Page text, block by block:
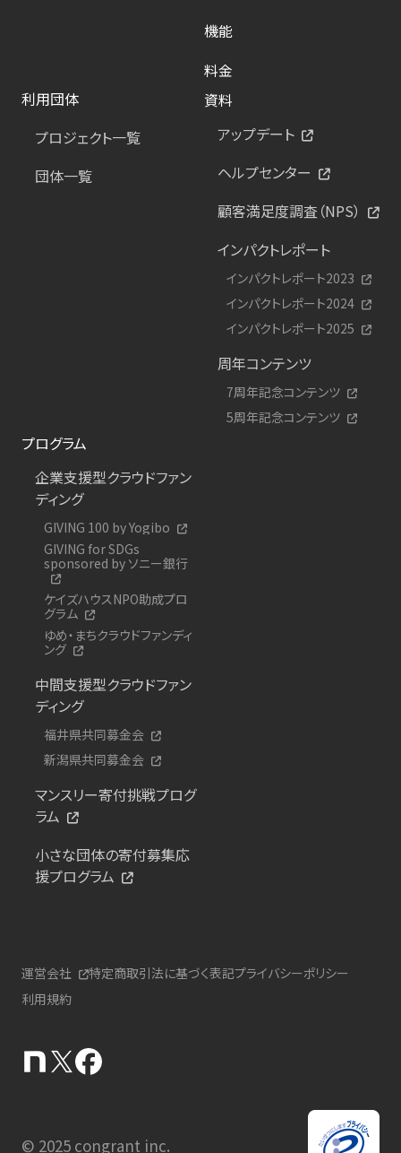
機能
料金
利用団体
プロジェクト一覧
団体一覧
資料
アップデート
ヘルプセンター
顧客満足度調査（NPS）
インパクトレポート
インパクトレポート2023
インパクトレポート2024
インパクトレポート2025
周年コンテンツ
7周年記念コンテンツ
5周年記念コンテンツ
プログラム
企業支援型クラウドファン
ディング
GIVING 100 by Yogibo
GIVING for SDGs
sponsored by ソニー銀行
ケイズハウスNPO助成プロ
グラム
ゆめ・まちクラウドファンディ
ング
中間支援型クラウドファン
ディング
福井県共同募金会
新潟県共同募金会
マンスリー寄付挑戦プログ
ラム
小さな団体の寄付募集応
援プログラム
運営会社 特定商取引法に基づく表記プライバシーポリシー
利用規約
© 2025 congrant inc.